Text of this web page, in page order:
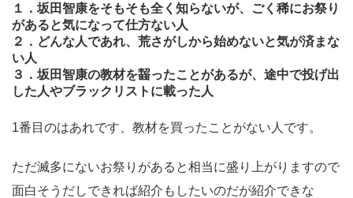
１．坂田智康をそもそも全く知らないが、ごく稀にお祭り
があると気になって仕方ない人
２．どんな人であれ、荒さがしから始めないと気が済まな
い人
３．坂田智康の教材を齧ったことがあるが、途中で投げ出
した人やブラックリストに載った人
1番目のはあれです、教材を買ったことがない人です。
ただ滅多にないお祭りがあると相当に盛り上がりますので
面白そうだしできれば紹介もしたいのだが紹介できな